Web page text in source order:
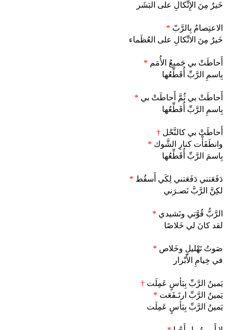
خَيرٌ مِنَ الإِتِّكالِ على البَشَر
الاعتِصامُ بِالرَّبّ *
خَيرٌ مِنَ الاتِّكالِ على العُظَماء
أَحاطَتْ بي جَميعُ الأُمَم *
بِاسمِ الرَّبِّ أُقَطِّعُها
أَحاطَتْ بي ثُمَّ أَحاطَتْ بي *
بِاسمِ الرَّبِّ أُقَطِّعُها
أَحاطَتْ بي كالنَّحْل †
وانطَفَأْت كنارِ الشَّوك *
بِاسمَ الرَّبِّ أُقَطِّعُها
دَفَعَتني دَفَعَتني لِكَي أَسقُط *
لكِنَّ الرَّبَّ نَصـرَني
الرَّبُّ قُوَّتي ونَشيدي *
لقد كانَ لي خَلاصًا
صَوتُ تَهْليلٍ وخَلاص *
في خِيامِ الأَبْرار
يَمينُ الرَّبِّ بِبَأسٍ عَمِلَت †
يَمينُ الرَّبِّ ارتَـفَعَت *
يَمينُ الرَّبِّ بِبَأسٍ عَمِلَت